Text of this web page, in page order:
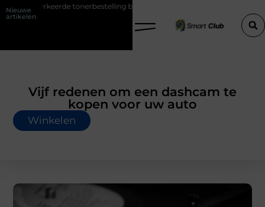
Nieuwe
artikelen
bij HP printers Onzichtbare sokken met maximaal
Vijf redenen om een dashcam te
kopen voor uw auto
Winkelen